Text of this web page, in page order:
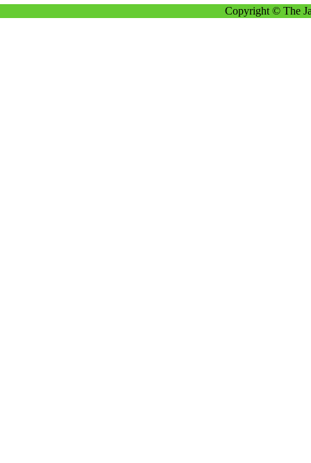
Copyright © The